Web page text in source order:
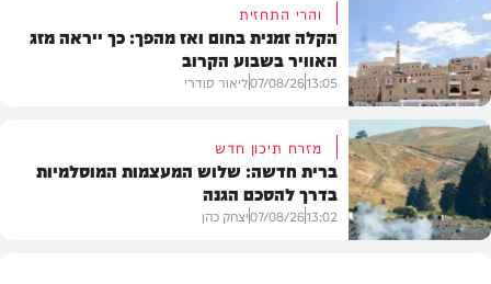
פוליטי
מזג האוויר
והרי התחזית
הקלה זמנית בחום ואז מהפך: כך ייראה מזג
האוויר בשבוע הקרוב
13:05
07/08/26ליאור סודרי
מזרח תיכון חדש
ברית חדשה: שלוש המעצמות המוסלמיות
בדרך להסכם הגנה
13:02
07/08/26יצחק כהן